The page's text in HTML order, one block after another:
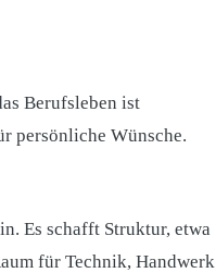
Berufsleben ist
persönliche Wünsche.
Es schafft Struktur, etwa
für Technik, Handwerk